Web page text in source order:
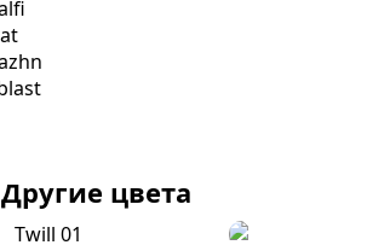
Другие цвета